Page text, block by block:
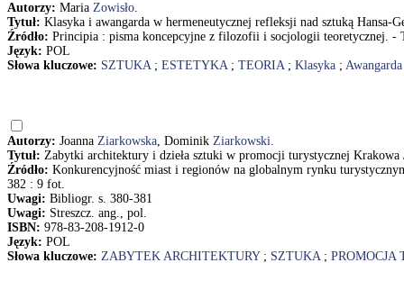
Autorzy: Maria Zowisło.
Tytuł: Klasyka i awangarda w hermeneutycznej refleksji nad sztuką Hansa-
Źródło: Principia : pisma koncepcyjne z filozofii i socjologii teoretycznej. -
Język: POL
Słowa kluczowe: SZTUKA; ESTETYKA; TEORIA; Klasyka ; Awangarda
Autorzy: Joanna Ziarkowska, Dominik Ziarkowski.
Tytuł: Zabytki architektury i dzieła sztuki w promocji turystycznej
Źródło: Konkurencyjność miast i regionów na globalnym rynku
382 : 9 fot.
Uwagi: Bibliogr. s. 380-381
Uwagi: Streszcz. ang., pol.
ISBN: 978-83-208-1912-0
Język: POL
Słowa kluczowe: ZABYTEK ARCHITEKTURY; SZTUKA; PROMOCJA